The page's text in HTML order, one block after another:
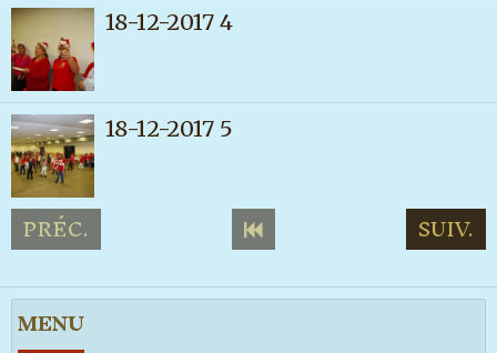
18-12-2017 4
18-12-2017 5
PRÉC. SUIV.
MENU